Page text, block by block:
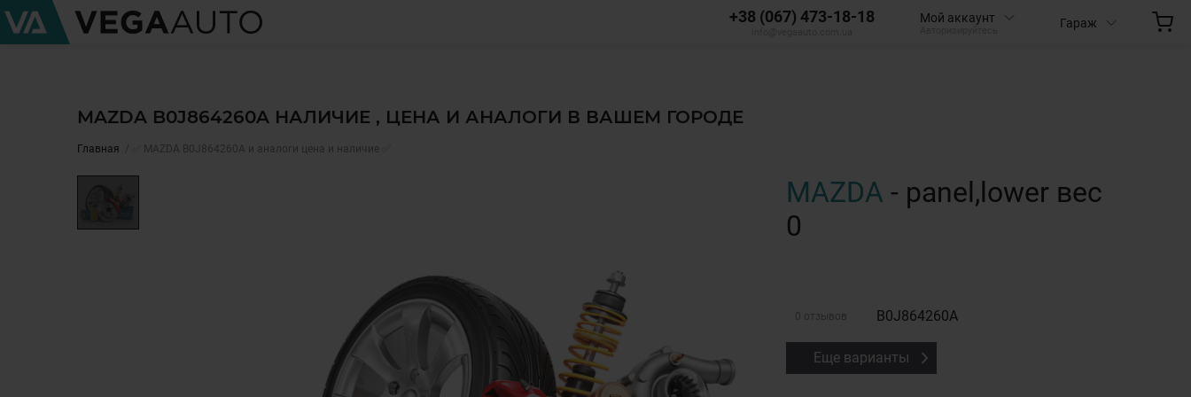
+38 (067) 473-18-18 Мой аккаунт Гараж
MAZDA B0J864260A НАЛИЧИЕ , ЦЕНА И АНАЛОГИ В ВАШЕМ ГОРОДЕ
Главная ✅ MAZDA B0J864260A и аналоги цена и наличие ✅
MAZDA - panel,lower вес
0
0 отзывов B0J864260A
Еще варианты